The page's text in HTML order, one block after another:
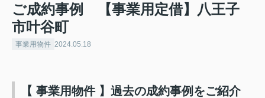
ご成約事例 【事業用定借】八王子
市叶谷町
事業用物件 2024.05.18
【 事業用物件 】過去の成約事例をご紹介